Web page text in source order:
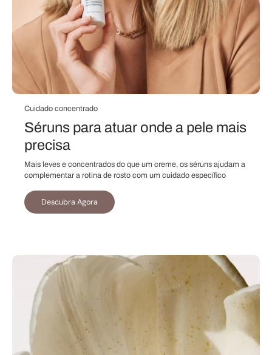
Cuidado concentrado
Séruns para atuar onde a pele mais
precisa
Mais leves e concentrados do que um creme, os séruns ajudam a
complementar a rotina de rosto com um cuidado específico
Descubra Agora